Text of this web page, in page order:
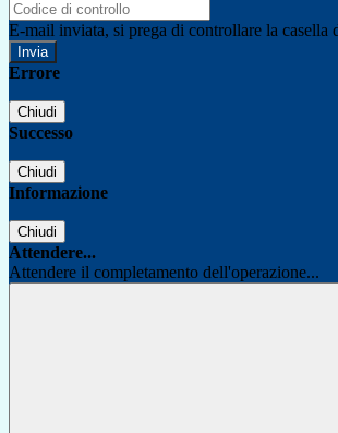
E-mail inviata, si prega di controllare la casella
Errore
Chiudi
Successo
Chiudi
Informazione
Chiudi
Attendere...
Attendere il completamento dell'operazione...